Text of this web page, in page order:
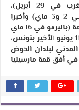
و25 أبريل)، والاقتصاد والتنافسية (المغرب في 29 أبريل)،
والثقافة، والإعلام والسياحة (مونبولييه في 2 و3 ماي) وأخيرا
وانعقدت جمعية ” المئات ” من جهتها، في 11 يونيو الأخير بتونس،
لبلدان الحوض